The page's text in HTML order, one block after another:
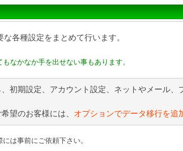
各種設定をまとめて行います。
なかなか手を出せない事もあります。
初期設定、アカウント設定、ネットやメール
望のお客様には、 オプションでデータ移行を追
は事前にご依頼下さい。